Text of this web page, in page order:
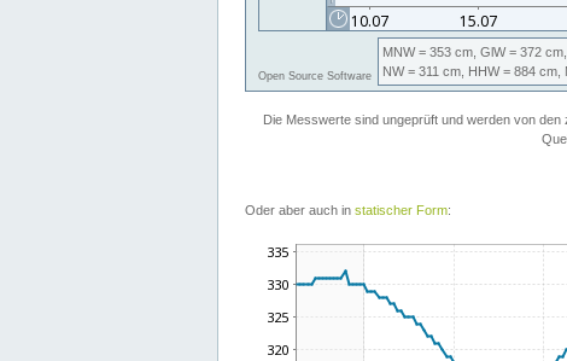
Oder aber auch in statischer Form: